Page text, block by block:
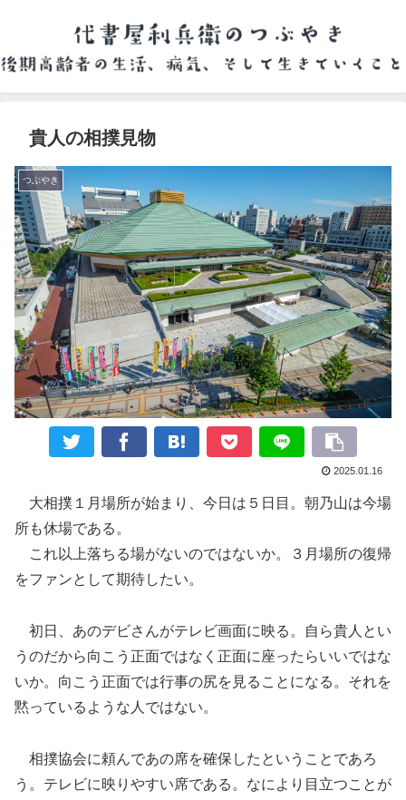
貴人の相撲見物
つぶやき
2025.01.16
大相撲１月場所が始まり、今日は５日目。朝乃山は今場
所も休場である。
これ以上落ちる場がないのではないか。３月場所の復帰
をファンとして期待したい。
初日、あのデビさんがテレビ画面に映る。自ら貴人とい
うのだから向こう正面ではなく正面に座ったらいいではな
いか。向こう正面では行事の尻を見ることになる。それを
黙っているような人ではない。
相撲協会に頼んであの席を確保したということであろ
う。テレビに映りやすい席である。なにより目立つことが